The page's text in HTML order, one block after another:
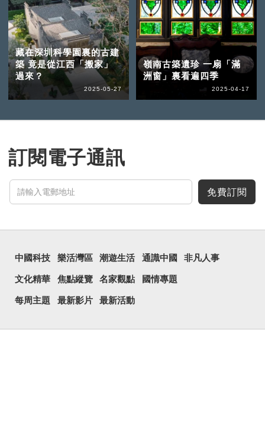
藏在深圳科學園裏的古建
築 竟是從江西「搬家」
過來？
2025-05-27
嶺南古築遺珍 一扇「滿
洲窗」裏看遍四季
2025-04-17
訂閱電子通訊
免費訂閱
中國科技 樂活灣區 潮遊生活 通識中國 非凡人事
文化精華 焦點縱覽 名家觀點 國情專題
每周主題 最新影片 最新活動